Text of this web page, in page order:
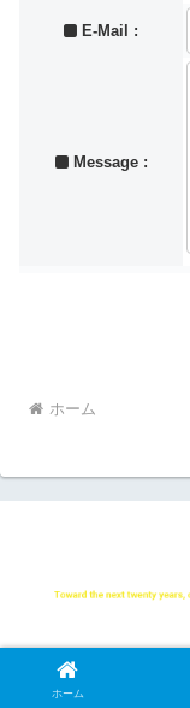
E-Mail :
Message :
ホーム
ホーム